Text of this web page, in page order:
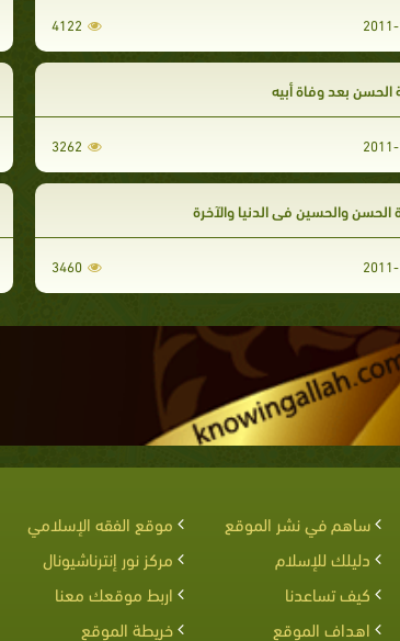
4122
الحسن بعد وفاة أبيه
3262
الحسن والحسين في الدنيا والآخرة
3460
ساهم في نشر الموقع
موقع الفقه الإسلامي
دليلك للإسلام
مركز نور إنترناشيونال
كيف تساعدنا
اربط موقعك معنا
اهداف الموقع
خريطة الموقع